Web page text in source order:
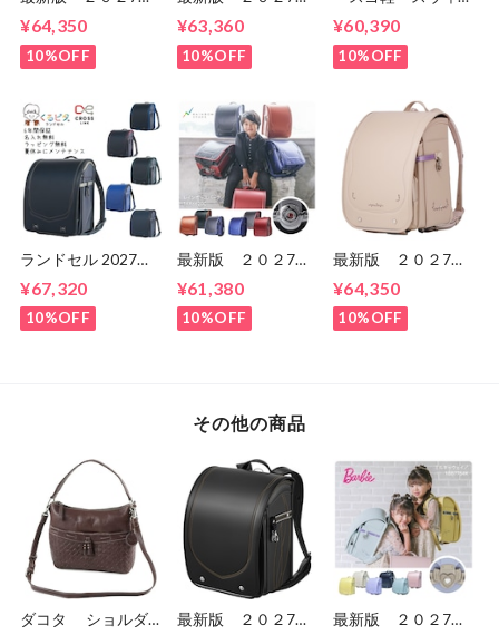
年 くるピタ 超軽
量 超ピカ スピー
ドライン ランドセ
ル 男の子
ト
¥64,350
10%OFF
年 スゴ軽 スウィ
ート スウィーツ
CB24G02 女の
子 セイバンのラン
証 送料無料
¥63,360
10%OFF
ト スウィーツ
CB24G02 女の
子 セイバンのラン
ドセル ６年間保
¥60,390
10%OFF
ランドセル 2027年
ンク くるピタラン
ドセル 1kh8680k
¥67,320
10%OFF
最新版 ２０２7
タ 超ピカ レイン
ボースパーク 1KR
6620C 男の子 マ
¥61,380
10%OFF
最新版 ２０２7
タ 超ピタ マカロ
ンマジック
1KK6654K 女の
¥64,350
10%OFF
その他の商品
ダコタ ショルダ
最新版 ２０２7
最新版 ２０２7